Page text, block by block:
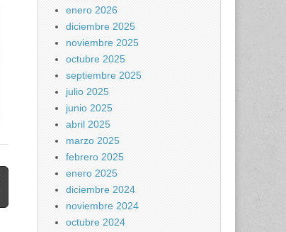
enero 2026
diciembre 2025
noviembre 2025
octubre 2025
septiembre 2025
julio 2025
junio 2025
abril 2025
marzo 2025
febrero 2025
enero 2025
diciembre 2024
noviembre 2024
octubre 2024